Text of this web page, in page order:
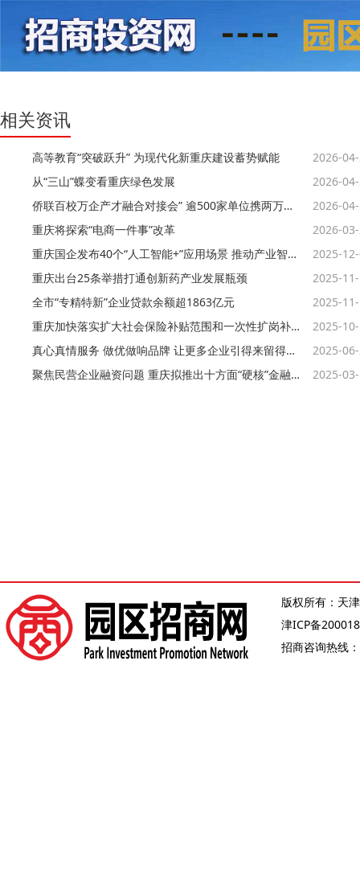
相关资讯
高等教育“突破跃升” 为现代化新重庆建设蓄势赋能
2026-
从“三山”蝶变看重庆绿色发展
2026-
侨联百校万企产才融合对接会” 逾500家单位携两万岗位揽才
2026-
重庆将探索“电商一件事”改革
2026-
重庆国企发布40个“人工智能+”应用场景 推动产业智能化升级
2025-
重庆出台25条举措打通创新药产业发展瓶颈
2025-
全市“专精特新”企业贷款余额超1863亿元
2025-
重庆加快落实扩大社会保险补贴范围和一次性扩岗补助
2025-
真心真情服务 做优做响品牌 让更多企业引得来留得住发展得好
2025-
聚焦民营企业融资问题 重庆拟推出十方面“硬核”金融政策
2025-
版权所有：天
津ICP备
招商咨询热线：